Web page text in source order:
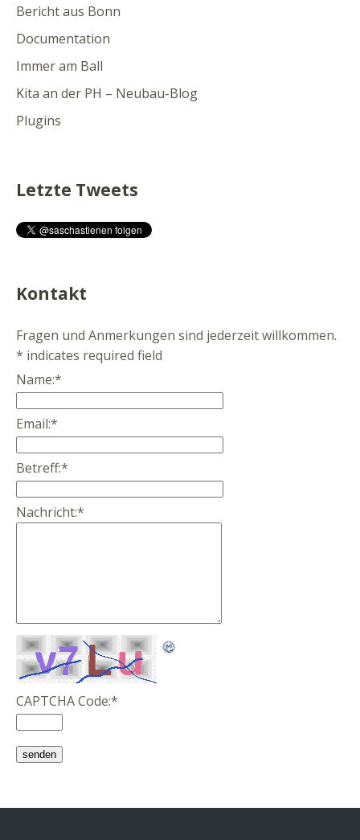
Bericht aus Bonn
Documentation
Immer am Ball
Kita an der PH – Neubau-Blog
Plugins
Letzte Tweets
Kontakt
Fragen und Anmerkungen sind jederzeit willkommen.
* indicates required field
Name:*
Email:*
Betreff:*
Nachricht:*
CAPTCHA Code:*